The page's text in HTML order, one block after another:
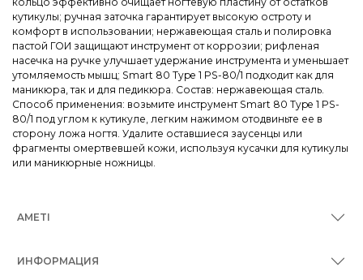
кутикулы; ручная заточка гарантирует высокую остроту и
комфорт в использовании; нержавеющая сталь и полировка
пастой ГОИ защищают инструмент от коррозии; рифленая
насечка на ручке улучшает удержание инструмента и уменьшает
утомляемость мышц; Smart 80 Type 1 PS-80/1 подходит как для
маникюра, так и для педикюра. Состав: нержавеющая сталь.
Способ применения: возьмите инструмент Smart 80 Type 1 PS-
80/1 под углом к кутикуле, легким нажимом отодвиньте ее в
сторону ложа ногтя. Удалите оставшиеся заусенцы или
фрагменты омертвевшей кожи, используя кусачки для кутикулы
или маникюрные ножницы.
AMETI
ИНФОРМАЦИЯ